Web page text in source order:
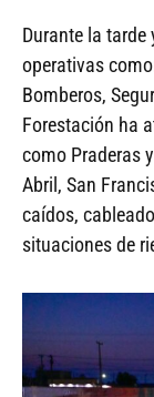
Durante la tarde
operativas
Bomberos,
Forestación ha
como Praderas
Abril, San
caídos,
situaciones de